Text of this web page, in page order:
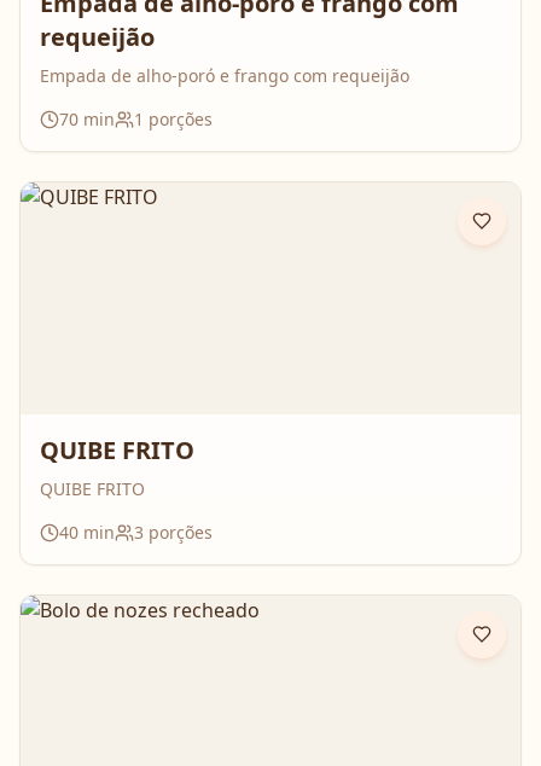
requeijão
Empada de alho-poró e frango com requeijão
70 min 1 porções
QUIBE FRITO
QUIBE FRITO
40 min 3 porções